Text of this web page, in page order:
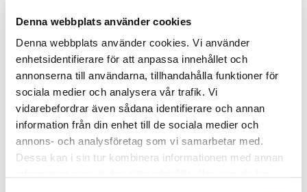
Denna webbplats använder cookies
Denna webbplats använder cookies. Vi använder
enhetsidentifierare för att anpassa innehållet och
annonserna till användarna, tillhandahålla funktioner för
sociala medier och analysera vår trafik. Vi
vidarebefordrar även sådana identifierare och annan
information från din enhet till de sociala medier och
annons- och analysföretag som vi samarbetar med.
Dessa kan i sin tur kombinera informationen med annan
Okänt
Crawl Nivå 2
Start: Onsdag 2026-08-19
Mörbybadet
1950 kr